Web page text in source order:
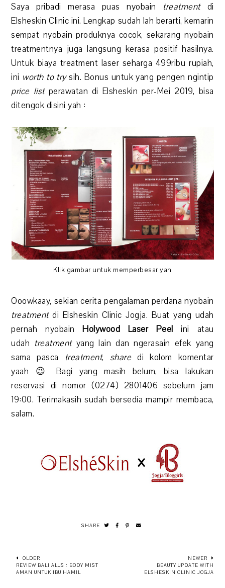
Saya pribadi merasa puas nyobain treatment di
Elsheskin Clinic ini. Lengkap sudah lah berarti, kemarin
sempat nyobain produknya cocok, sekarang nyobain
treatmentnya juga langsung kerasa positif hasilnya.
Untuk biaya treatment laser seharga 499ribu rupiah,
ini worth to trysih. Bonus untuk yang pengen ngintip
price listperawatan di Elsheskin per-Mei 2019, bisa
ditengok disini yah :
Klik gambar untuk memperbesar yah
Ooowkaay, sekian cerita pengalaman perdana nyobain
treatmentdi Elsheskin Clinic Jogja. Buat yang udah
pernah nyobainHolywood Laser Peel ini atau
udah treatment yang lain dan ngerasain efek yang
sama pasca treatment, sharedi kolom komentar
yaah 😉 Bagi yang masih belum, bisa lakukan
reservasi di nomor (0274) 2801406 sebelum jam
19:00. Terimakasih sudah bersedia mampir membaca,
salam.
SHARE
OLDER
REVIEW BALI ALUS : BODY MIST
AMAN UNTUK IBU HAMIL
NEWER
BEAUTY UPDATE WITH
ELSHESKIN CLINIC JOGJA